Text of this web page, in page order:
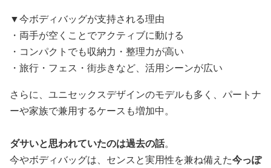
▼今ボディバッグが支持される理由
・両手が空くことでアクティブに動ける
・コンパクトでも収納力・整理力が高い
・旅行・フェス・街歩きなど、活用シーンが広い
さらに、ユニセックスデザインのモデルも多く、パートナ
ーや家族で兼用するケースも増加中。
ダサいと思われていたのは過去の話。
今やボディバッグは、センスと実用性を兼ね備えた今っぽ